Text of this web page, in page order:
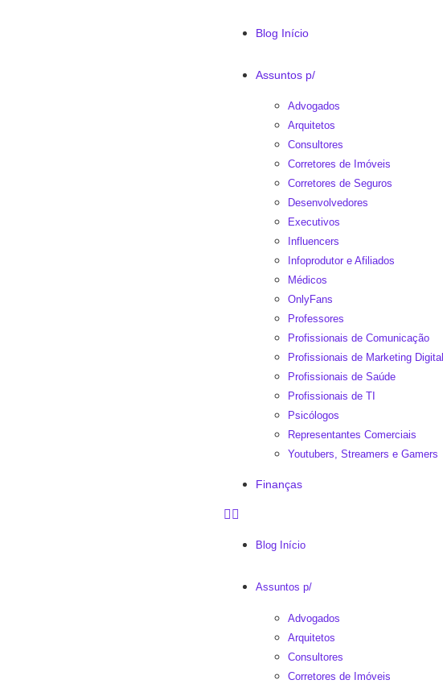
Blog Início
Assuntos p/
Advogados
Arquitetos
Consultores
Corretores de Imóveis
Corretores de Seguros
Desenvolvedores
Executivos
Influencers
Infoprodutor e Afiliados
Médicos
OnlyFans
Professores
Profissionais de Comunicação
Profissionais de Marketing Digital
Profissionais de Saúde
Profissionais de TI
Psicólogos
Representantes Comerciais
Youtubers, Streamers e Gamers
Finanças
Blog Início
Assuntos p/
Advogados
Arquitetos
Consultores
Corretores de Imóveis